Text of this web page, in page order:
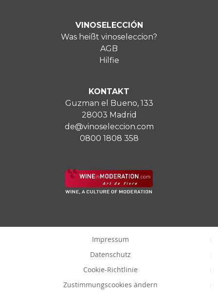
VINOSELECCIÓN
Was heißt vinoseleccion?
AGB
Hilfie
KONTAKT
Guzman el Bueno, 133
28003 Madrid
de@vinoseleccion.com
0800 1808 358
Impressum
Datenschutz
Cookie-Richtlinie
Zustimmungscookies ändern